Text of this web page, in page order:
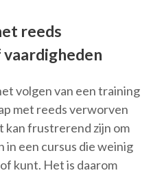
reeds
volgen van een training
met reeds verworven
kan frustrerend zijn om
een cursus die weinig
kunt. Het is daarom